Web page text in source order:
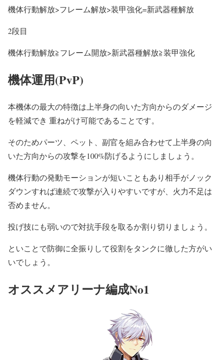
機体行動解放>フレーム解放>装甲強化=新武器種解放
2段目
機体行動解放≧フレーム開放>新武器種解放≧装甲強化
機体運用(PvP)
本機体の最大の特徴は上半身の向いた方向からのダメージ
を軽減でき 重ねがけ可能であることです。
そのためパーツ、ペット、副官を組み合わせて上半身の向
いた方向からの攻撃を100%防げるようにしましょう。
機体行動の発動モーションが短いこともあり相手がノック
ダウンすれば連続で攻撃が入りやすいですが、火力不足は
否めません。
投げ技にも弱いので対抗手段を取るか割り切りましょう。
といことで防御に全振りして役割をタンクに徹した方がい
いでしょう。
オススメアリーナ編成No1